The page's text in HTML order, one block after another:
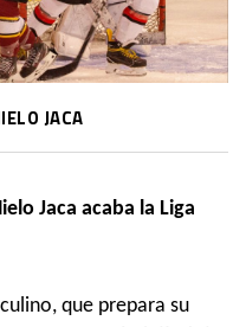
JACA
Jaca acaba la Liga
que prepara su